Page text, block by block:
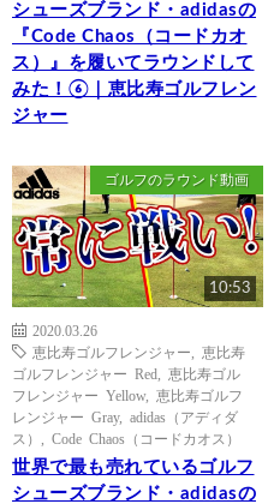
シューズブランド・adidasの
『Code Chaos（コードカオ
ス）』を履いてラウンドして
みた！⑥｜恵比寿ゴルフレン
ジャー
ゴルフのラウンド動画
10:53
2020.03.26
恵比寿ゴルフレンジャー
恵比寿
ゴルフレンジャー Red
恵比寿ゴル
フレンジャー Yellow, 恵比寿ゴルフ
レンジャー Gray, adidas（アディダ
ス）
Code Chaos（コードカオス）
世界で最も売れているゴルフ
シューズブランド・adidasの